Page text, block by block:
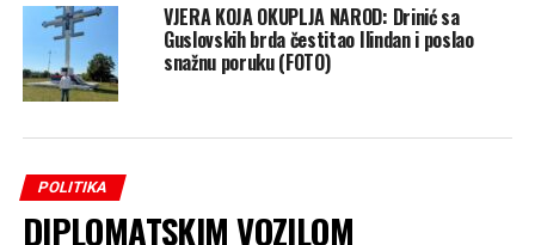
VJERA KOJA OKUPLJA NAROD: Drinić sa
Guslovskih brda čestitao Ilindan i poslao
snažnu poruku (FOTO)
POLITIKA
DIPLOMATSKIM VOZILOM